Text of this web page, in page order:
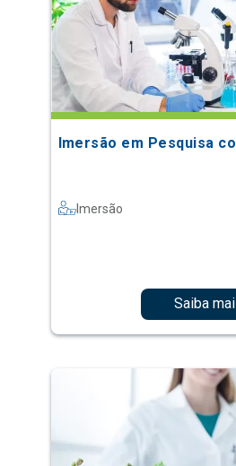
Imersão em Pesquisa
Imersão
Saiba